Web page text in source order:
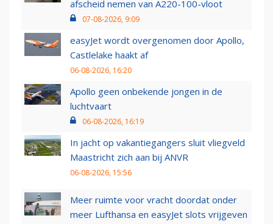
afscheid nemen van A220-100-vloot
07-08-2026, 9:09
easyJet wordt overgenomen door Apollo,
Castlelake haakt af
06-08-2026, 16:20
Apollo geen onbekende jongen in de
luchtvaart
06-08-2026, 16:19
In jacht op vakantiegangers sluit vliegveld
Maastricht zich aan bij ANVR
06-08-2026, 15:56
Meer ruimte voor vracht doordat onder
meer Lufthansa en easyJet slots vrijgeven